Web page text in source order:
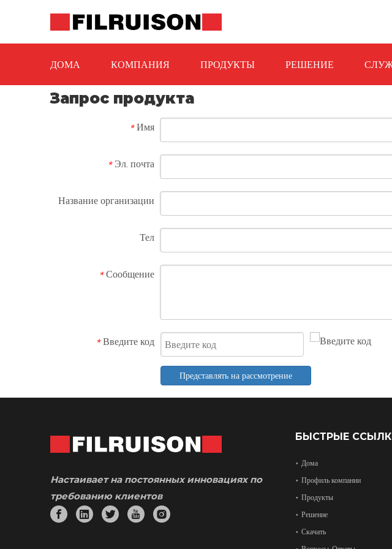
ДОМА КОМПАНИЯ ПРОДУКТЫ РЕШЕНИЕ
Запрос продукта
* Имя
* Эл. почта
Название организации
Тел
* Сообщение
* Введите код
Представлять на рассмотрение
Настаивает на постоянных инновациях по
требованию клиентов
БЫСТРЫЕ
Дома
Профиль компании
Продукты
Решение
Скачать